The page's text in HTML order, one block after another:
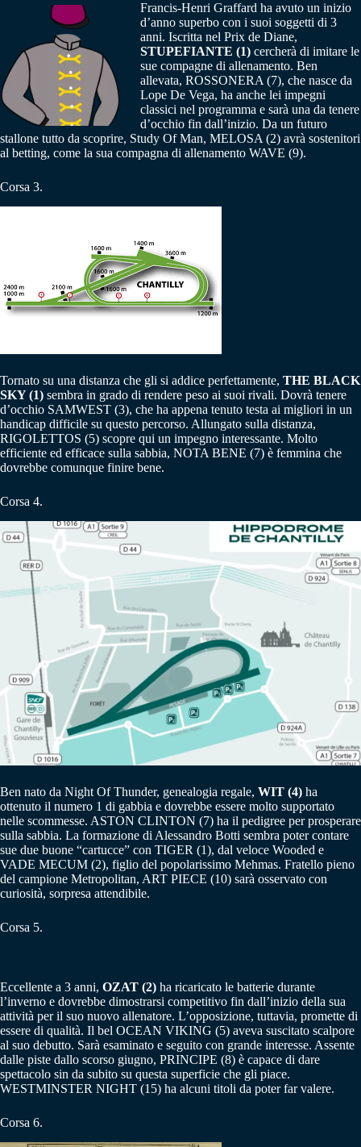
Francis-Henri Graffard ha avuto un inizio
d’anno superbo con i suoi soggetti di 3
anni. Iscritta nel Prix de Diane,
STUPEFIANTE (1) cercherà di imitare le
sue compagne di allenamento. Ben
allevata, ROSSONERA (7), che nasce da
Lope De Vega, ha anche lei impegni
classici nel programma e sarà una da tenere
d’occhio fin dall’inizio. Da un futuro
stallone tutto da scoprire, Study Of Man, MELOSA (2) avrà sostenitori
al betting, come la sua compagna di allenamento WAVE (9).
Corsa 3.
Tornato su una distanza che gli si addice perfettamente, THE BLACK
SKY (1) sembra in grado di rendere peso ai suoi rivali. Dovrà tenere
d’occhio SAMWEST (3), che ha appena tenuto testa ai migliori in un
handicap difficile su questo percorso. Allungato sulla distanza,
RIGOLETTOS (5) scopre qui un impegno interessante. Molto
efficiente ed efficace sulla sabbia, NOTA BENE (7) è femmina che
dovrebbe comunque finire bene.
Corsa 4.
Ben nato da Night Of Thunder, genealogia regale, WIT (4) ha
ottenuto il numero 1 di gabbia e dovrebbe essere molto supportato
nelle scommesse. ASTON CLINTON (7) ha il pedigree per prosperare
sulla sabbia. La formazione di Alessandro Botti sembra poter contare
sue due buone “cartucce” con TIGER (1), dal veloce Wooded e
VADE MECUM (2), figlio del popolarissimo Mehmas. Fratello pieno
del campione Metropolitan, ART PIECE (10) sarà osservato con
curiosità, sorpresa attendibile.
Corsa 5.
Eccellente a 3 anni, OZAT (2) ha ricaricato le batterie durante
l’inverno e dovrebbe dimostrarsi competitivo fin dall’inizio della sua
attività per il suo nuovo allenatore. L’opposizione, tuttavia, promette di
essere di qualità. Il bel OCEAN VIKING (5) aveva suscitato scalpore
al suo debutto. Sarà esaminato e seguito con grande interesse. Assente
dalle piste dallo scorso giugno, PRINCIPE (8) è capace di dare
spettacolo sin da subito su questa superficie che gli piace.
WESTMINSTER NIGHT (15) ha alcuni titoli da poter far valere.
Corsa 6.